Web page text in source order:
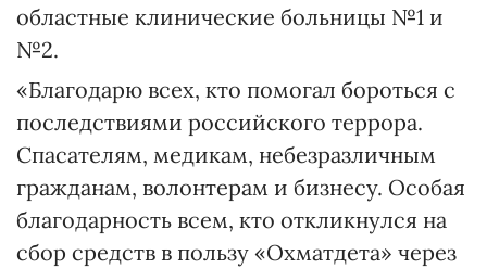
областные клинические больницы №1 и
№2.
«Благодарю всех, кто помогал бороться с
последствиями российского террора.
Спасателям, медикам, небезразличным
гражданам, волонтерам и бизнесу. Особая
благодарность всем, кто откликнулся на
сбор средств в пользу «Охматдета» через